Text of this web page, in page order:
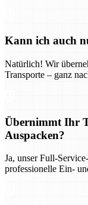
Kann ich auch
Natürlich! Wir
Transporte – ganz
Übernimmt Ihr
Auspacken?
Ja, unser Full-
professionelle Ein-